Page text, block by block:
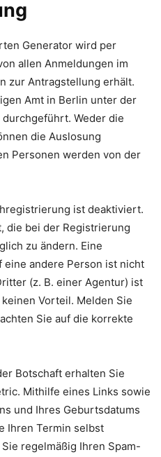
Generator wird per
allen Anmeldungen im
zur Antragstellung erhält.
Amt in Berlin unter der
Weder die
die Auslosung
Personen werden von der
ist deaktiviert.
die bei der Registrierung
zu ändern. Eine
eine andere Person ist nicht
(z. B. einer Agentur) ist
Vorteil. Melden Sie
Sie auf die korrekte
Botschaft erhalten Sie
Mithilfe eines Links sowie
und Ihres Geburtsdatums
Ihren Termin selbst
regelmäßig Ihren Spam-